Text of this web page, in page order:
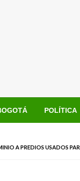
POLÍTICA
A PREDIOS USADOS